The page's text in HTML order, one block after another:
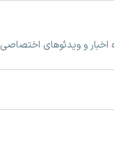
اخبار و ویدئوهای اختصاصی